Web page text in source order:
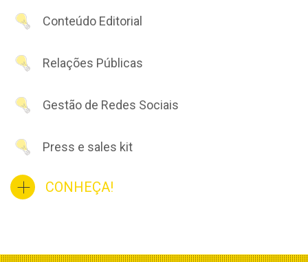
Conteúdo Editorial
Relações Públicas
Gestão de Redes Sociais
Press e sales kit
CONHEÇA!